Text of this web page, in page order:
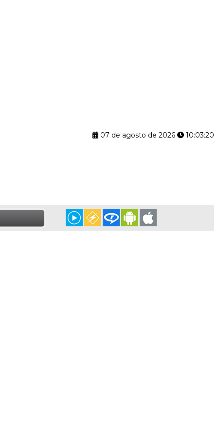
07 de agosto de 2026 10:03:21